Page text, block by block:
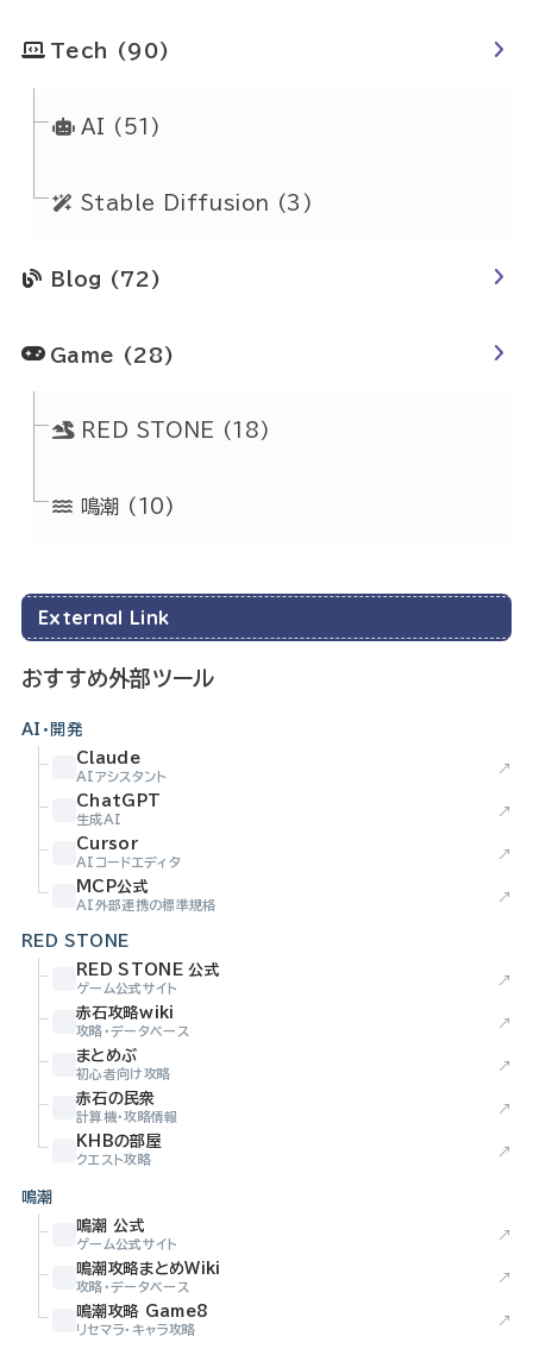
Tech (90)
AI (51)
Stable Diffusion (3)
Blog (72)
Game (28)
RED STONE (18)
鳴潮 (10)
External Link
おすすめ外部ツール
AI・開発
Claude
AIアシスタント
↗
ChatGPT
生成AI
↗
Cursor
AIコードエディタ
↗
MCP公式
AI外部連携の標準規格
↗
RED STONE
RED STONE 公式
ゲーム公式サイト
↗
赤石攻略wiki
攻略・データベース
↗
まとめぶ
初心者向け攻略
↗
赤石の民衆
計算機・攻略情報
↗
KHBの部屋
クエスト攻略
↗
鳴潮
鳴潮 公式
ゲーム公式サイト
↗
鳴潮攻略まとめWiki
攻略・データベース
↗
鳴潮攻略 Game8
リセマラ・キャラ攻略
↗